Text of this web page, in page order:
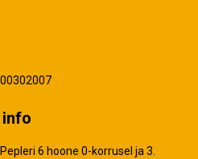
6 hoone 0-korrusel ja 3.